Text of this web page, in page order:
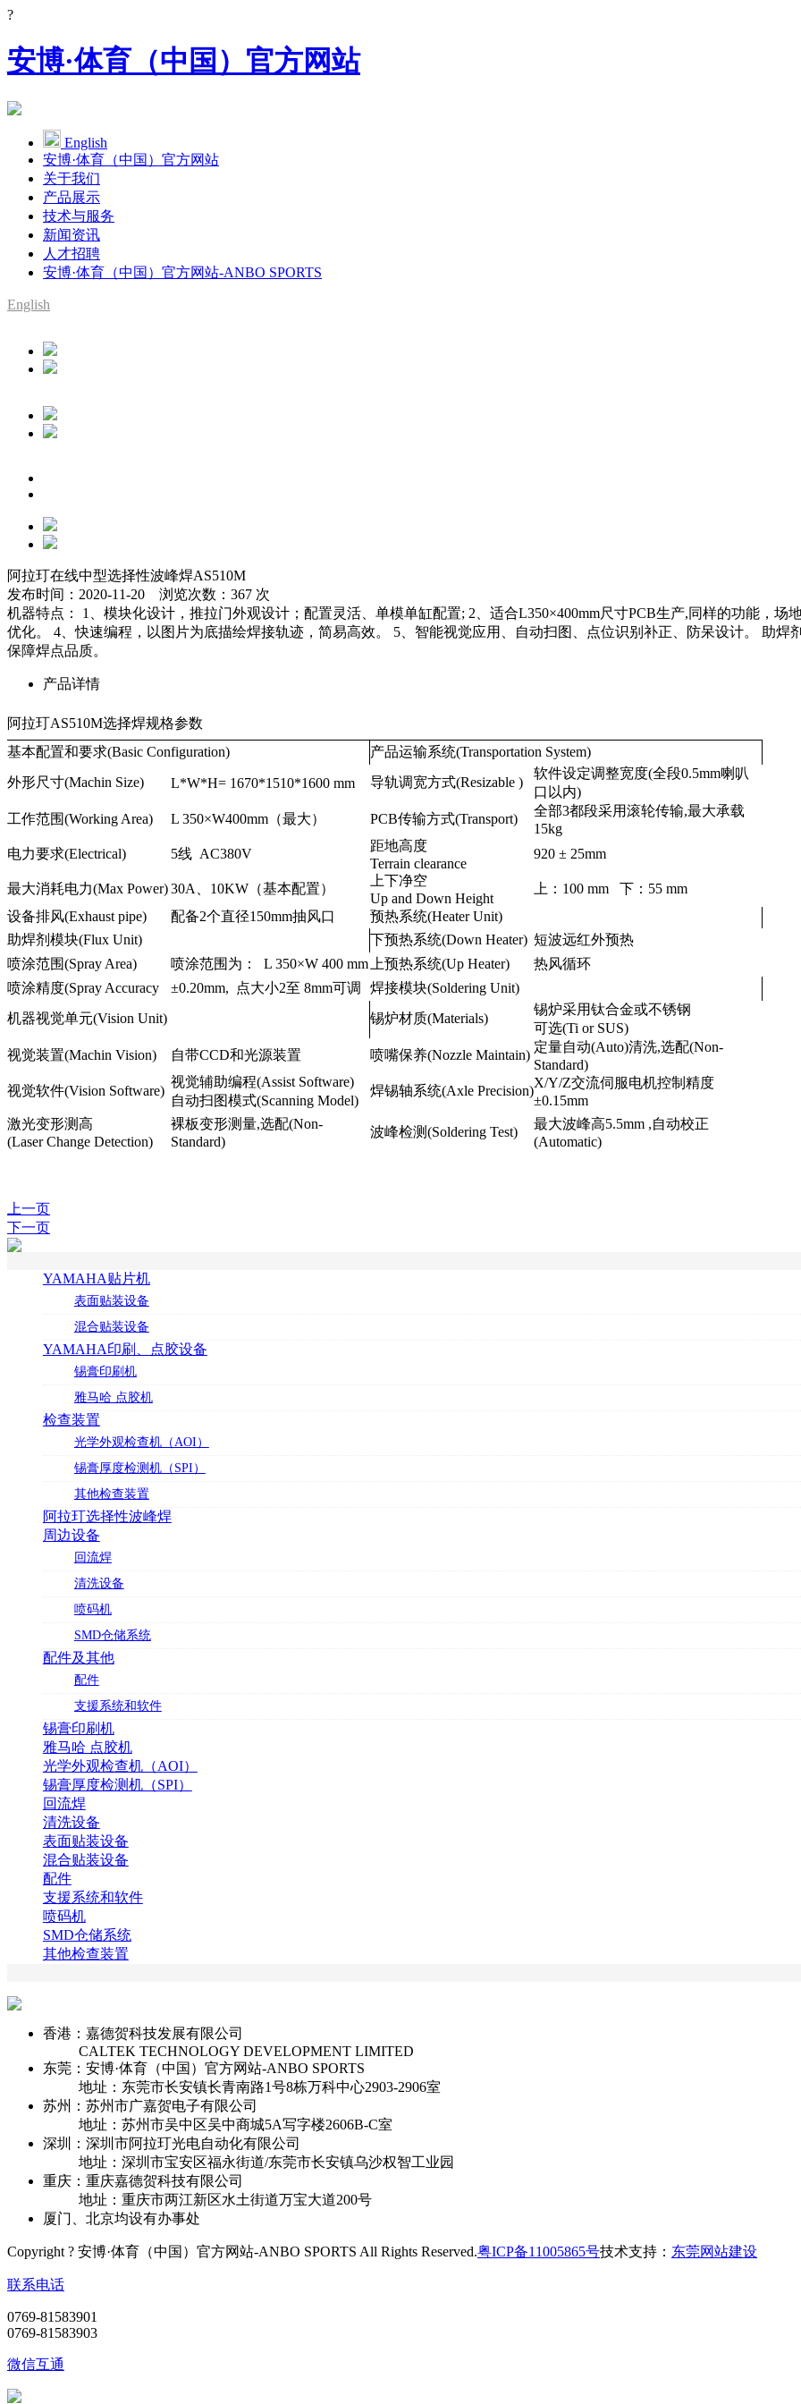
?
安博·体育（中国）官方网站
English
安博·体育（中国）官方网站
关于我们
产品展示
技术与服务
新闻资讯
人才招聘
安博·体育（中国）官方网站-ANBO SPORTS
English
YAMAHA代理
阿拉玎在线中型选择性波峰焊AS510M
发布时间：2020-11-20 浏览次数：367 次
机器特点： 1、模块化设计，推拉门外观设计；配置灵活、单模单缸配置; 2、适合L350×400mm尺寸PCB生产,同样的功能，
优化。 4、快速编程，以图片为底描绘焊接轨迹，简易高效。 5、智能视觉应用、自动扫图、点位识别补正、防呆设计。 助焊
保障焊点品质。
产品详情
阿拉玎AS510M选择焊规格参数
基本配置和要求(Basic Configuration)
产品运输系统(Transportation System)
外形尺寸(Machin Size)
L*W*H= 1670*1510*1600 mm 导轨调宽方式(Resizable )
软件设定调整宽度(全段0.5mm喇叭
口以内)
工作范围(Working Area)
L 350×W400mm（最大） PCB传输方式(Transport)
全部3都段采用滚轮传输,最大承载
15kg
电力要求(Electrical)
5线 AC380V
距地高度
Terrain clearance
920 ± 25mm
最大消耗电力(Max Power)30A、10KW（基本配置）
上下净空
Up and Down Height
上：100 mm 下：55 mm
设备排风(Exhaust pipe)
配备2个直径150mm抽风口
预热系统(Heater Unit)
助焊剂模块(Flux Unit)
下预热系统(Down Heater) 短波远红外预热
喷涂范围(Spray Area)
喷涂范围为： L 350×W 400 mm 上预热系统(Up Heater)
热风循环
喷涂精度(Spray Accuracy
±0.20mm, 点大小2至 8mm可调
焊接模块(Soldering Unit)
机器视觉单元(Vision Unit)
锡炉材质(Materials)
锡炉采用钛合金或不锈钢
可选(Ti or SUS)
视觉装置(Machin Vision)
自带CCD和光源装置 喷嘴保养(Nozzle Maintain)
定量自动(Auto)清洗,选配(Non-
Standard)
视觉软件(Vision Software)
视觉辅助编程(Assist Software)
自动扫图模式(Scanning Model)
焊锡轴系统(Axle Precision)
X/Y/Z交流伺服电机控制精度
±0.15mm
激光变形测高
(Laser Change Detection)
裸板变形测量,选配(Non-
Standard)
波峰检测(Soldering Test)
最大波峰高5.5mm ,自动校正
(Automatic)
上一页
下一页
YAMAHA贴片机
表面贴装设备
混合贴装设备
YAMAHA印刷、点胶设备
锡膏印刷机
雅马哈 点胶机
检查装置
光学外观检查机（AOI）
锡膏厚度检测机（SPI）
其他检查装置
阿拉玎选择性波峰焊
周边设备
回流焊
清洗设备
喷码机
SMD仓储系统
配件及其他
配件
支援系统和软件
锡膏印刷机
雅马哈 点胶机
光学外观检查机（AOI）
锡膏厚度检测机（SPI）
回流焊
清洗设备
表面贴装设备
混合贴装设备
配件
支援系统和软件
喷码机
SMD仓储系统
其他检查装置
香港：嘉德贺科技发展有限公司
CALTEK TECHNOLOGY DEVELOPMENT LIMITED
东莞：安博·体育（中国）官方网站-ANBO SPORTS
地址：东莞市长安镇长青南路1号8栋万科中心2903-2906室
苏州：苏州市广嘉贺电子有限公司
地址：苏州市吴中区吴中商城5A写字楼2606B-C室
深圳：深圳市阿拉玎光电自动化有限公司
地址：深圳市宝安区福永街道/东莞市长安镇乌沙权智工业园
重庆：重庆嘉德贺科技有限公司
地址：重庆市两江新区水土街道万宝大道200号
厦门、北京均设有办事处
Copyright ? 安博·体育（中国）官方网站-ANBO SPORTS All Rights Reserved.粤ICP备11005865号技术支持： 东莞网站建设
联系电话
0769-81583901
0769-81583903
微信互通